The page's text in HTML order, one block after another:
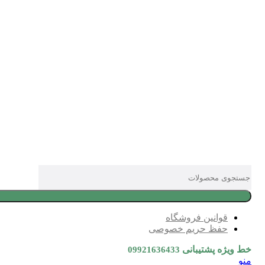
قوانین فروشگاه
حفظ حریم خصوصی
خط ویژه پشتیبانی 09921636433
منو